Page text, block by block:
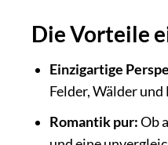
Die Vorteile
Einzigartige
Felder, Wälder
Romantik pur:Ob